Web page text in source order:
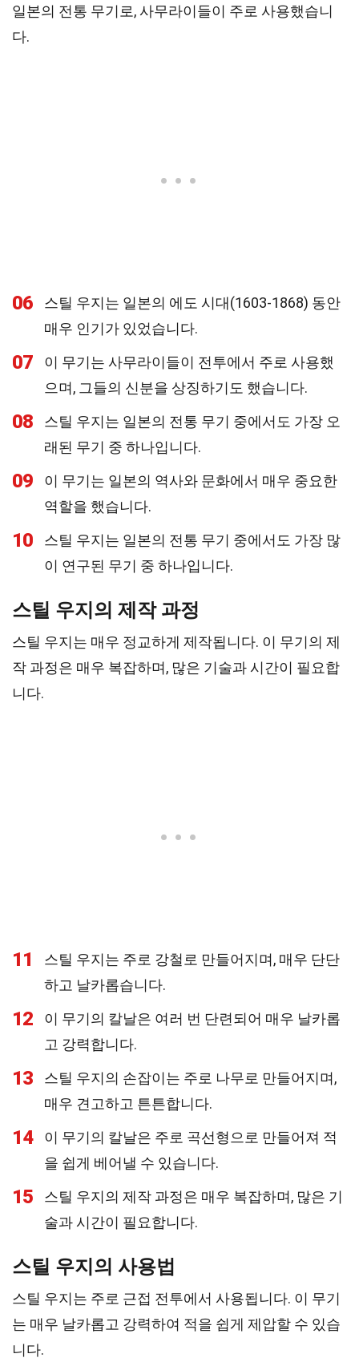
일본의 전통 무기로, 사무라이들이 주로 사용했습니
다.
06
스틸 우지는 일본의 에도 시대(1603-1868) 동안
매우 인기가 있었습니다.
07
이 무기는 사무라이들이 전투에서 주로 사용했
으며, 그들의 신분을 상징하기도 했습니다.
08
스틸 우지는 일본의 전통 무기 중에서도 가장 오
래된 무기 중 하나입니다.
09
이 무기는 일본의 역사와 문화에서 매우 중요한
역할을 했습니다.
10
스틸 우지는 일본의 전통 무기 중에서도 가장 많
이 연구된 무기 중 하나입니다.
스틸 우지의 제작 과정
스틸 우지는 매우 정교하게 제작됩니다. 이 무기의 제
작 과정은 매우 복잡하며, 많은 기술과 시간이 필요합
니다.
11
스틸 우지는 주로 강철로 만들어지며, 매우 단단
하고 날카롭습니다.
12
이 무기의 칼날은 여러 번 단련되어 매우 날카롭
고 강력합니다.
13
스틸 우지의 손잡이는 주로 나무로 만들어지며,
매우 견고하고 튼튼합니다.
14
이 무기의 칼날은 주로 곡선형으로 만들어져 적
을 쉽게 베어낼 수 있습니다.
15
스틸 우지의 제작 과정은 매우 복잡하며, 많은 기
술과 시간이 필요합니다.
스틸 우지의 사용법
스틸 우지는 주로 근접 전투에서 사용됩니다. 이 무기
는 매우 날카롭고 강력하여 적을 쉽게 제압할 수 있습
니다.